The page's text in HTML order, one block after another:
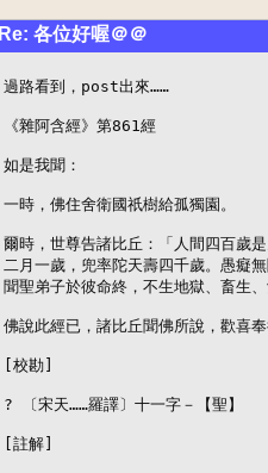
Re: 各位好喔＠＠
過路看到，post出來……
《雜阿含經》第861經
如是我聞：
一時，佛住舍衛國祇樹給孤獨園。
爾時，世尊告諸比丘：「人間四百歲
二月一歲，兜率陀天壽四千歲。愚癡
聞聖弟子於彼命終，不生地獄、畜生
佛說此經已，諸比丘聞佛所說，歡喜
[校勘]
? 〔宋天……羅譯〕十一字－【聖】
[註解]